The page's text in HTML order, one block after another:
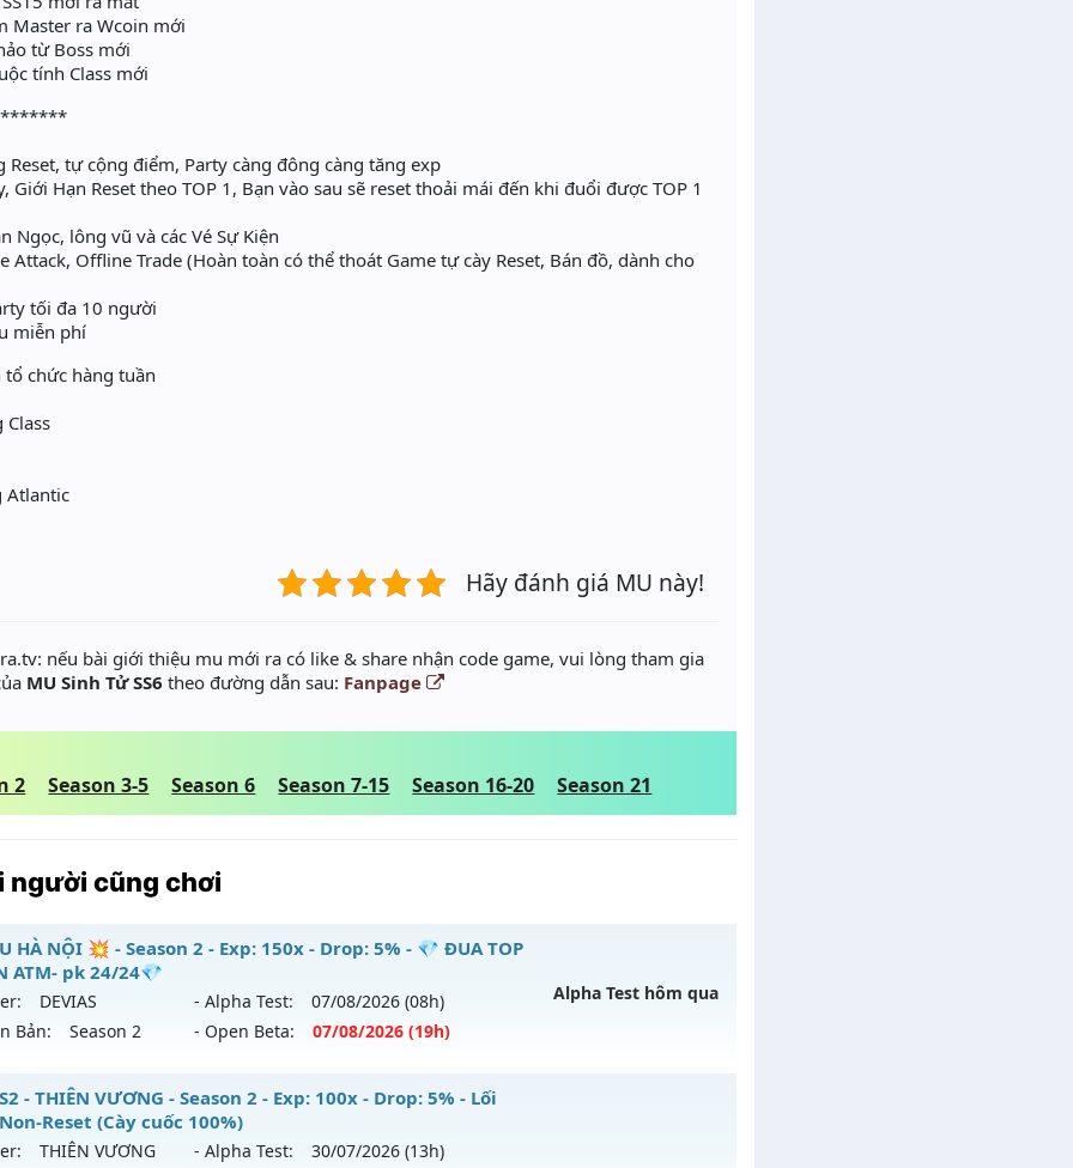
Master ra Wcoin mới
từ Boss mới
tính Class mới
tự cộng điểm, Party càng đông càng tăng exp
Giới Hạn Reset theo TOP 1, Bạn vào sau sẽ reset thoải mái đến khi đuổi được TOP 1
Ngọc, lông vũ và các Vé Sự Kiện
Attack, Offline Trade (Hoàn toàn có thể thoát Game tự cày Reset, Bán đồ, dành cho
tối đa 10 người
miễn phí
chức hàng tuần
Atlantic
Hãy đánh giá MU này!
nếu bài giới thiệu mu mới ra có like & share nhận code game, vui lòng tham gia
MU Sinh Tử SS6 theo đường dẫn sau: Fanpage
2 Season 3-5 Season 6 Season 7-15 Season 16-20 Season 21
người cũng chơi
HÀ NỘI 💥 - Season 2 - Exp: 150x - Drop: 5% - 💎 ĐUA TOP
ATM- pk 24/24💎
DEVIAS - Alpha Test: 07/08/2026 (08h)
Bản:
Season 2 - Open Beta: 07/08/2026 (19h)
Alpha Test hôm qua
MU HÀ NỘI 💥 - 💎 ĐUA TOP NHẬN ATM- pk 24/24💎
mới ra tháng 08 2026 - Mở máy chủDEVIASvào 19h ngày 07/08/2626
- THIÊN VƯƠNG - Season 2 - Exp: 100x - Drop: 5% - Lối
Reset (Cày cuốc 100%)
THIÊN VƯƠNG - Alpha Test: 30/07/2026 (13h)